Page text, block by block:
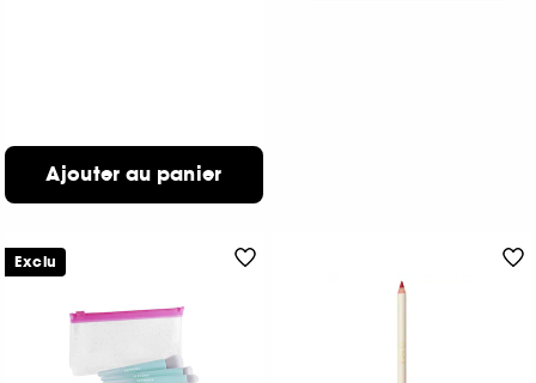
Ajouter au panier
Exclu